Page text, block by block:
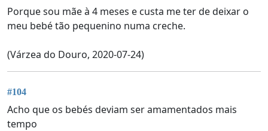
Porque sou mãe à 4 meses e custa me ter de deixar o
meu bebé tão pequenino numa creche.
(Várzea do Douro, 2020-07-24)
#104
Acho que os bebés deviam ser amamentados mais
tempo